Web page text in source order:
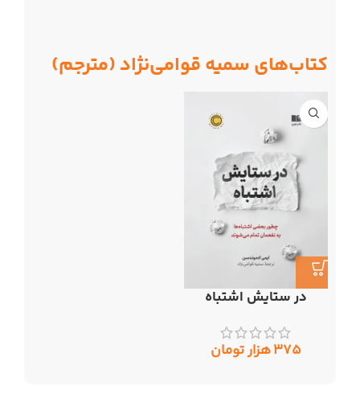
کتاب‌های سمیه قوامی‌نژاد (مترجم)
در ستایش اشتباه
۳۷۵هزار تومان